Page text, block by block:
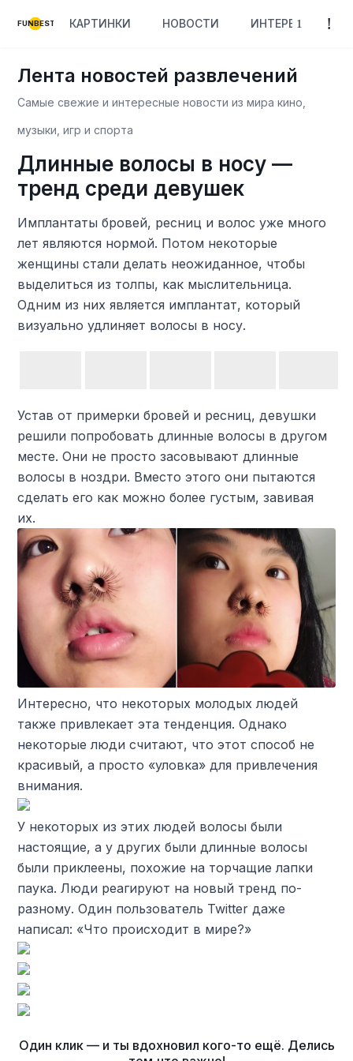
FUNBEST КАРТИНКИ НОВОСТИ ИНТЕРЕСНОЕ
Лента новостей развлечений
Самые свежие и интересные новости из мира кино,
музыки, игр и спорта
Длинные волосы в носу —
тренд среди девушек
Имплантаты бровей, ресниц и волос уже много
лет являются нормой. Потом некоторые
женщины стали делать неожиданное, чтобы
выделиться из толпы, как мыслительница.
Одним из них является имплантат, который
визуально удлиняет волосы в носу.
Устав от примерки бровей и ресниц, девушки
решили попробовать длинные волосы в другом
месте. Они не просто засовывают длинные
волосы в ноздри. Вместо этого они пытаются
сделать его как можно более густым, завивая
их.
Интересно, что некоторых молодых людей
также привлекает эта тенденция. Однако
некоторые люди считают, что этот способ не
красивый, а просто «уловка» для привлечения
внимания.
У некоторых из этих людей волосы были
настоящие, а у других были длинные волосы
были приклеены, похожие на торчащие лапки
паука. Люди реагируют на новый тренд по-
разному. Один пользователь Twitter даже
написал: «Что происходит в мире?»